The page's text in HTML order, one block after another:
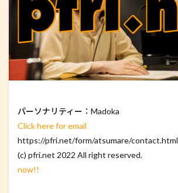
パーソナリティー：Madoka
Click here for email
https://pfri.net/form/atsumare/contact.html
(c) pfri.net 2022 All right reserved.
now!!